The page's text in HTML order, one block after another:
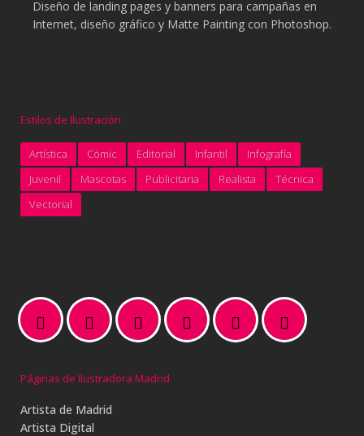
Diseño de landing pages y banners para campañas en
Internet, diseño gráfico y Matte Painting con Photoshop.
Estilos de Ilustración
Artística Cómic Editorial Infantil
Infografía
Juvenil
Mascotas Publicitaria Realista
Técnica
Vectorial
Páginas de Ilustradora Madrid
Artista de Madrid
Artista Digital